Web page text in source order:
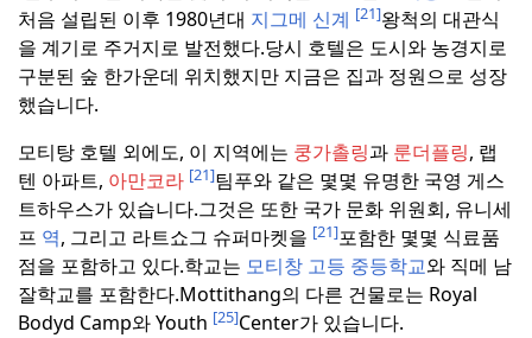
처음 설립된 이후 1980년대 지그메 신계 [21]왕척의 대관식
을 계기로 주거지로 발전했다.당시 호텔은 도시와 농경지로
구분된 숲 한가운데 위치했지만 지금은 집과 정원으로 성장
했습니다.
모티탕 호텔 외에도, 이 지역에는 쿵가촐링과 룬더플링, 랩
텐 아파트, 아만코라 [21]팀푸와 같은 몇몇 유명한 국영 게스
트하우스가 있습니다.그것은 또한 국가 문화 위원회, 유니세
프 역, 그리고 라트쇼그 슈퍼마켓을 [21]포함한 몇몇 식료품
점을 포함하고 있다.학교는 모티창 고등 중등학교와 직메 남
잘학교를 포함한다.Mottithang의 다른 건물로는 Royal
Bodyd Camp와 Youth [25]Center가 있습니다.